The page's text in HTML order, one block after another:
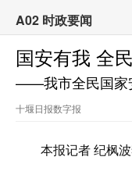
A02 时政要闻
国安有我 全
——我市全民国家
十堰日报数字报
本报记者 纪枫